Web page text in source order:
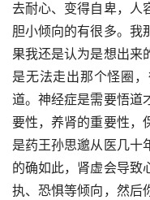
去耐心、变得自卑，人
胆小倾向的有很多。我
果我还是认为是想出来
是无法走出那个怪圈
道。神经症是需要悟道
要性，养肾的重要性，
是药王孙思邈从医几十
的确如此，肾虚会导致
执、恐惧等倾向，然后